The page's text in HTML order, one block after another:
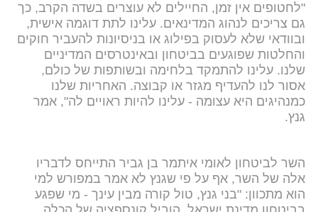
"לחטופים אין זמן, החיילים לא עוצרים בשדה הקרב, כך
גם צריכים לנהוג המדינאים. עלינו לתת דוגמה אישית,
ובוודאי שלא לעסוק בפילוג או בניסיונות להעביר חוקים
והחלטות שפוגעים בביטחון ובאינטרסים המדיניים
שלנו. עלינו להתמקד בלחימה ובשותפות של כולם,
אסור לנו להעדיף מגזר או קבוצה. האחריות שלנו
כמנהיגים היא עצומה - עלינו להיות ראויים לה", אמר
גנץ.
השר לביטחון לאומי איתמר בן גביר התייחס לדבריו
אלה של השר, אף על פי שגנץ לא אמר במפורש למי
הוא מתכוון: "בני גנץ, טול קורה מבין עינך - מי שפגע